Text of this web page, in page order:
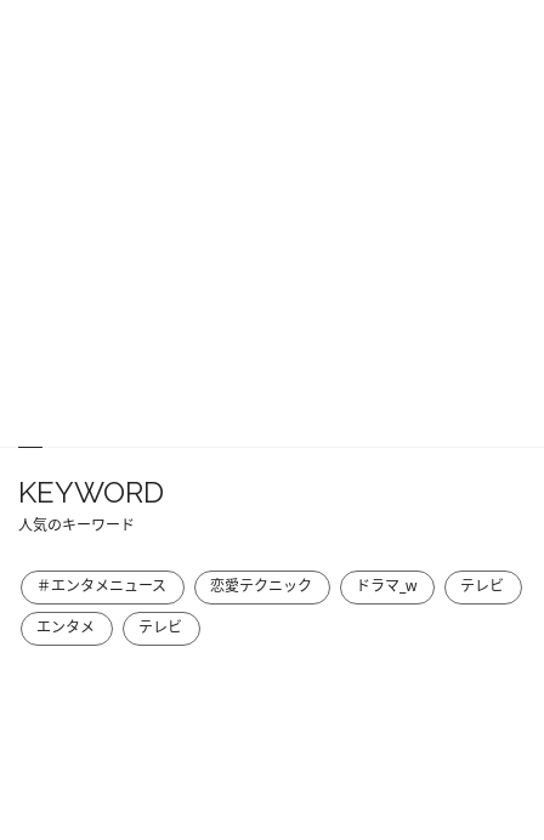
KEYWORD
人気のキーワード
＃エンタメニュース 恋愛テクニック ドラマ_w
テレビ
エンタメ
テレビ